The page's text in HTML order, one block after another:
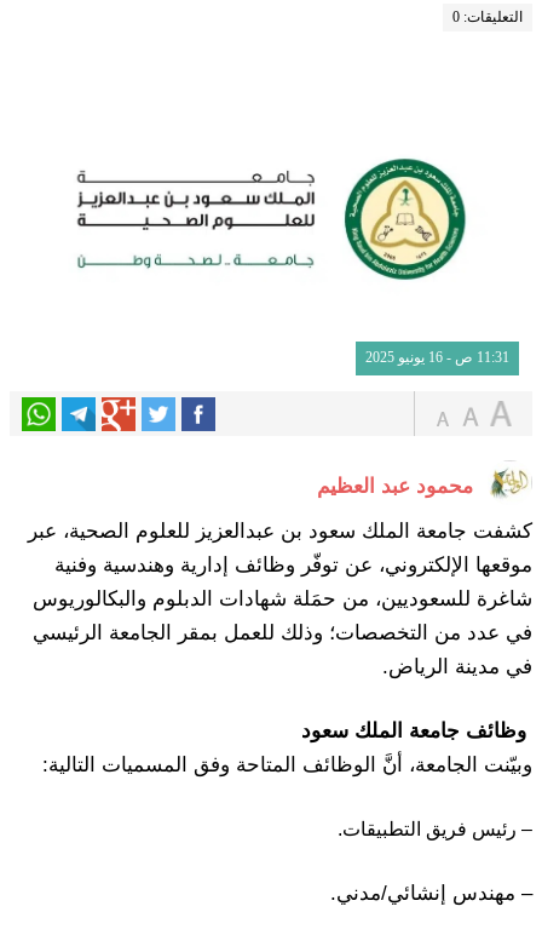
التعليقات: 0
11:31 ص - 16 يونيو 2025
محمود عبد العظيم
كشفت جامعة الملك سعود بن عبدالعزيز للعلوم الصحية، عبر
موقعها الإلكتروني، عن توفّر وظائف إدارية وهندسية وفنية
شاغرة للسعوديين، من حمَلة شهادات الدبلوم والبكالوريوس
في عدد من التخصصات؛ وذلك للعمل بمقر الجامعة الرئيسي
في مدينة الرياض.
وظائف جامعة الملك سعود
وبيّنت الجامعة، أنَّ الوظائف المتاحة وفق المسميات التالية:
– رئيس فريق التطبيقات.
– مهندس إنشائي/مدني.